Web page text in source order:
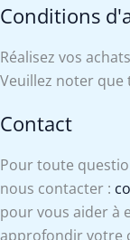
Conditions
Réalisez vos
Veuillez noter que
Contact
Pour toute
nous contacter :
pour vous aider à
approfondir votre